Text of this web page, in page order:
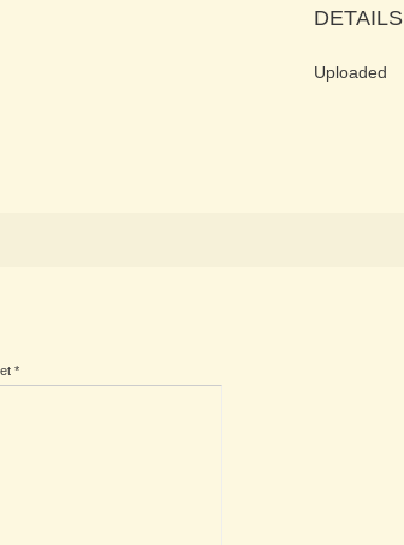
DETAILS
Uploaded
*